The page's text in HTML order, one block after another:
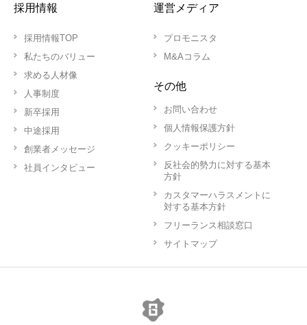
採用情報
採用情報TOP
私たちのバリュー
求める人材像
人事制度
新卒採用
中途採用
創業者メッセージ
社員インタビュー
運営メディア
プロモニスタ
M&Aコラム
その他
お問い合わせ
個人情報保護方針
クッキーポリシー
反社会的勢力に対する基本
方針
カスタマーハラスメントに
対する基本方針
フリーランス相談窓口
サイトマップ